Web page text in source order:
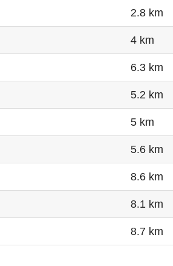
2.8 km
4 km
6.3 km
5.2 km
5 km
5.6 km
8.6 km
8.1 km
8.7 km